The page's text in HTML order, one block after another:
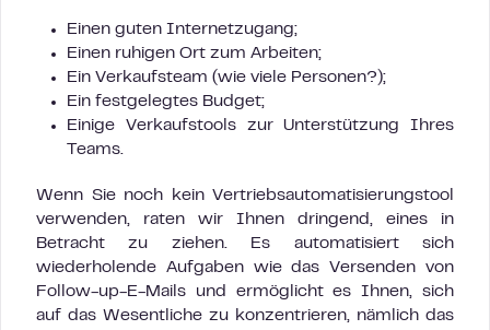
Einen guten Internetzugang;
Einen ruhigen Ort zum Arbeiten;
Ein Verkaufsteam (wie viele Personen?);
Ein festgelegtes Budget;
Einige Verkaufstools zur Unterstützung Ihres
Teams.
Wenn Sie noch kein Vertriebsautomatisierungstool
verwenden, raten wir Ihnen dringend, eines in
Betracht zu ziehen. Es automatisiert sich
wiederholende Aufgaben wie das Versenden von
Follow-up-E-Mails und ermöglicht es Ihnen, sich
auf das Wesentliche zu konzentrieren, nämlich das